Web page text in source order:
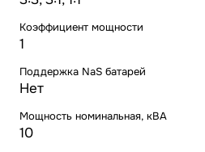
Коэффициент мощности
1
Поддержка NaS батарей
Нет
Мощность номинальная, кВА
10